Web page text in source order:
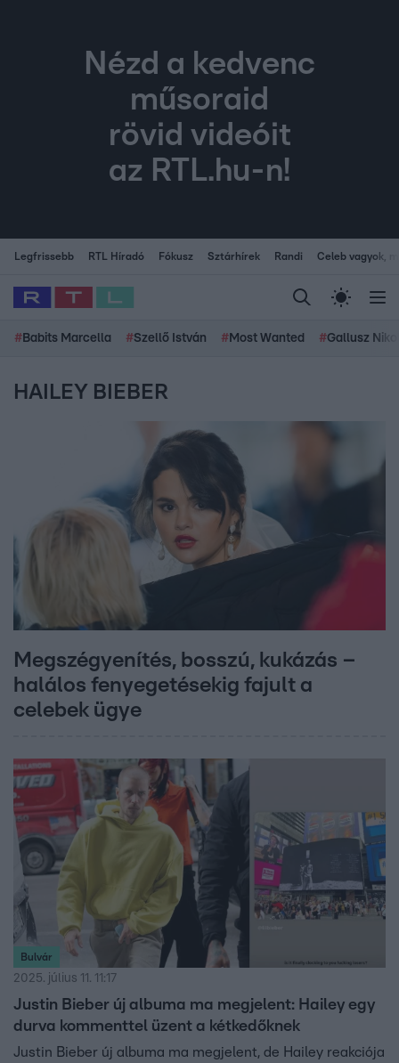
Nézd a kedvenc
műsoraid
rövid videóit
az RTL.hu-n!
Legfrissebb RTL Híradó Fókusz Sztárhírek Randi Celeb vagyok,
# Babits Marcella #Szellő István # Most Wanted #Gallusz
HAILEY BIEBER
Megszégyenítés, bosszú, kukázás –
halálos fenyegetésekig fajult a
celebek ügye
Bulvár
2025. július 11. 11:17
Justin Bieber új albuma ma megjelent: Hailey egy
durva kommenttel üzent a kétkedőknek
Justin Bieber új albuma ma megjelent, de Hailey reakciója